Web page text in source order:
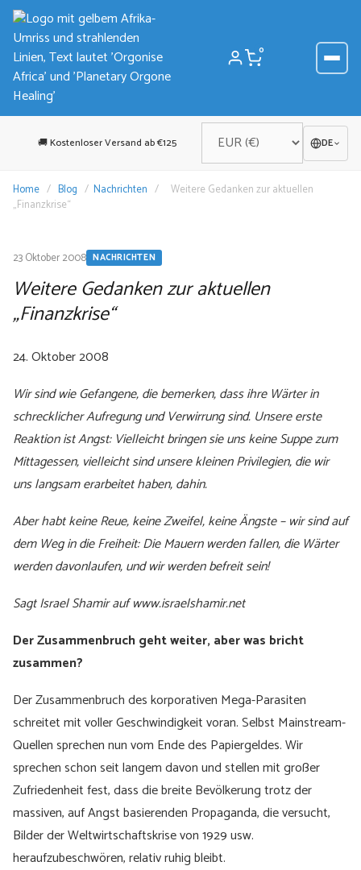
Zum
Inhalt
springen
0
🚚 Kostenloser Versand ab €125 DE
Home / Blog / Nachrichten /
Weitere Gedanken zur aktuellen
„Finanzkrise“
23 Oktober 2008 NACHRICHTEN
Weitere Gedanken zur aktuellen
„Finanzkrise“
24. Oktober 2008
Wir sind wie Gefangene, die bemerken, dass ihre Wärter in
schrecklicher Aufregung und Verwirrung sind. Unsere erste
Reaktion ist Angst: Vielleicht bringen sie uns keine Suppe zum
Mittagessen, vielleicht sind unsere kleinen Privilegien, die wir
uns langsam erarbeitet haben, dahin.
Aber habt keine Reue, keine Zweifel, keine Ängste – wir sind auf
dem Weg in die Freiheit: Die Mauern werden fallen, die Wärter
werden davonlaufen, und wir werden befreit sein!
Sagt Israel Shamir auf www.israelshamir.net
Der Zusammenbruch geht weiter, aber was bricht
zusammen?
Der Zusammenbruch des korporativen Mega-Parasiten
schreitet mit voller Geschwindigkeit voran. Selbst Mainstream-
Quellen sprechen nun vom Ende des Papiergeldes. Wir
sprechen schon seit langem davon und stellen mit großer
Zufriedenheit fest, dass die breite Bevölkerung trotz der
massiven, auf Angst basierenden Propaganda, die versucht,
Bilder der Weltwirtschaftskrise von 1929 usw.
heraufzubeschwören, relativ ruhig bleibt.